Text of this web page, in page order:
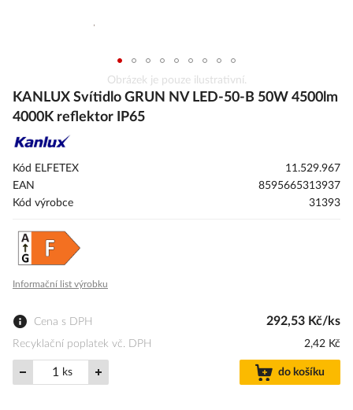
na
začátek
s
Obrázek je pouze ilustrativní.
KANLUX Svítidlo GRUN NV LED-50-B 50W 4500lm
4000K reflektor IP65
Kód ELFETEX
11.529.967
EAN
8595665313937
Kód výrobce
31393
Informační list výrobku
Cena s DPH 292,53 Kč/ks
Recyklační poplatek vč. DPH 2,42 Kč
ks do košíku